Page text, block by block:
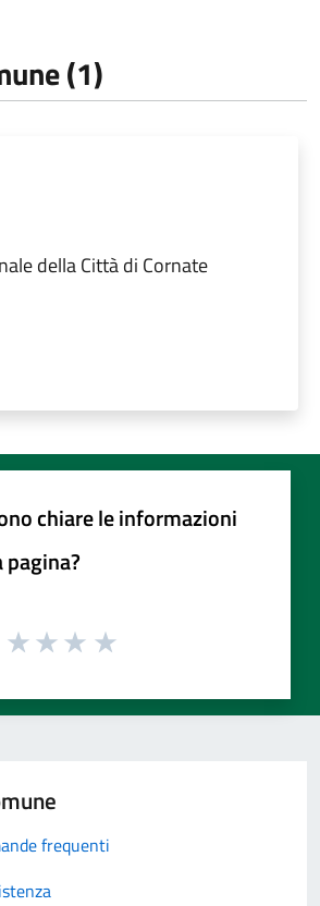
(1)
della Città di Cornate
chiare le informazioni
pagina?
frequenti